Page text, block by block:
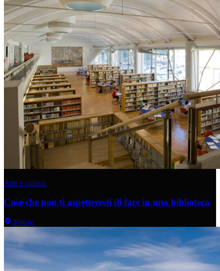
Arte e cultura
Cose che non ti aspetteresti di fare in una biblioteca
Pistoia